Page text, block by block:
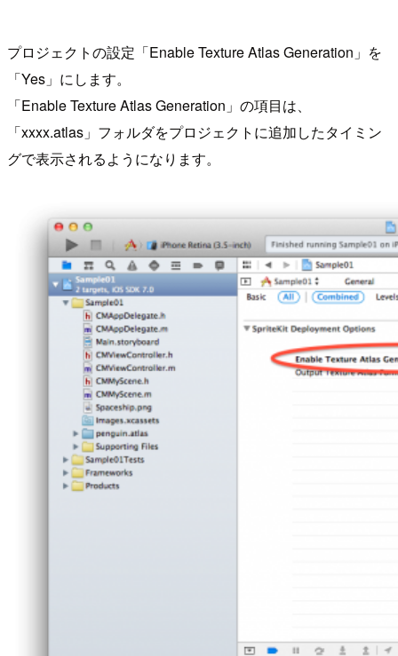
プロジェクトの設定「Enable Texture Atlas Generation」を
「Yes」にします。
「Enable Texture Atlas Generation」の項目は、
「xxxx.atlas」フォルダをプロジェクトに追加したタイミン
グで表示されるようになります。